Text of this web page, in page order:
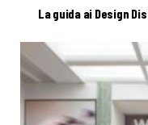
La guida ai Design